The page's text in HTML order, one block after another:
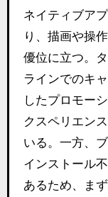
ネイティブア
り、描画や操
優位に立つ。
ラインでのキ
したプロモー
クスペリエン
いる。一方、
インストール
あるため、ま